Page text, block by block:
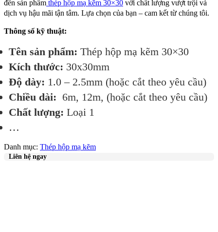
đến sản phẩm thép hộp mạ kẽm 30×30 với chất lượng vượt trội và
dịch vụ hậu mãi tận tâm. Lựa chọn của bạn – cam kết từ chúng tôi.
Thông số kỹ thuật:
Tên sản phẩm: Thép hộp mạ kẽm 30×30
Kích thước: 30x30mm
Độ dày: 1.0 – 2.5mm (hoặc cắt theo yêu cầu)
Chiều dài: 6m, 12m, (hoặc cắt theo yêu cầu)
Chất lượng: Loại 1
…
Danh mục: Thép hộp mạ kẽm
Liên hệ ngay